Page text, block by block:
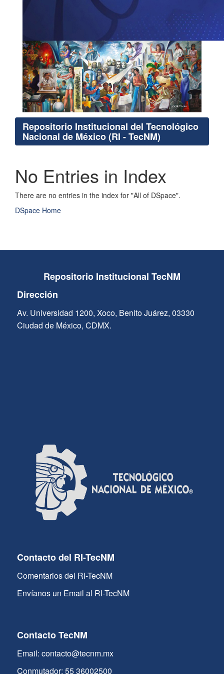
Repositorio Institucional del Tecnológico
Nacional de México (RI - TecNM)
No Entries in Index
There are no entries in the index for "All of DSpace".
DSpace Home
Repositorio Institucional TecNM
Dirección
Av. Universidad 1200, Xoco, Benito Juárez, 03330
Ciudad de México, CDMX.
Contacto del RI-TecNM
Comentarios del RI-TecNM
Envíanos un Email al RI-TecNM
Contacto TecNM
Email: contacto@tecnm.mx
Conmutador: 55 36002500